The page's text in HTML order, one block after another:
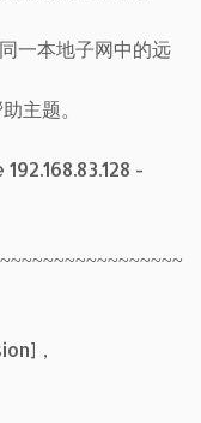
一本地子网中的远
主题。
-
，